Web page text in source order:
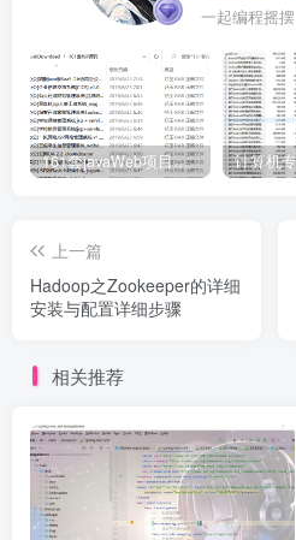
一起编程摇摆
161套javaWeb项目源码免费分享
上一篇
Hadoop之Zookeeper的详细
安装与配置详细步骤
相关推荐